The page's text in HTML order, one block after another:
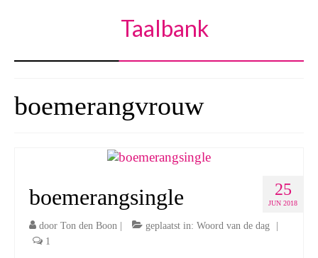
Taalbank
boemerangvrouw
25
JUN 2018
boemerangsingle
door Ton den Boon | geplaatst in: Woord van de dag
|
1